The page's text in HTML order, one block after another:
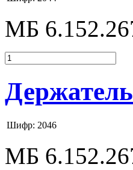
МБ
Шифр: 2046
МБ